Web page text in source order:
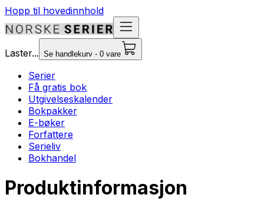
Hopp til hovedinnhold
Laster... Se handlekurv - 0 vare
Serier
Få gratis bok
Utgivelseskalender
Bokpakker
E-bøker
Forfattere
Serieliv
Bokhandel
Produktinformasjon